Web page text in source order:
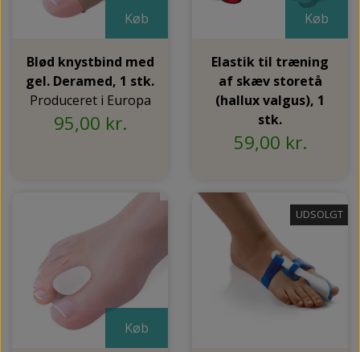
Køb
Blød knystbind med
gel. Deramed, 1 stk.
Produceret i Europa
95,00 kr.
Køb
Elastik til træning
af skæv storetå
(hallux valgus), 1
stk.
59,00 kr.
Køb
UDSOLGT